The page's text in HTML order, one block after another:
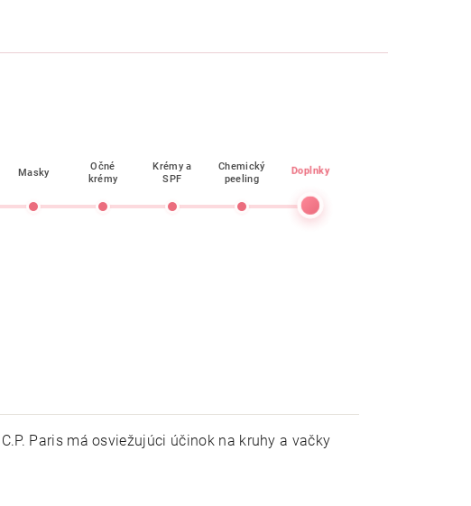
Masky
Očné
krémy
Krémy a
SPF
Chemický
peeling
Doplnky
Paris má osviežujúci účinok na kruhy a vačky